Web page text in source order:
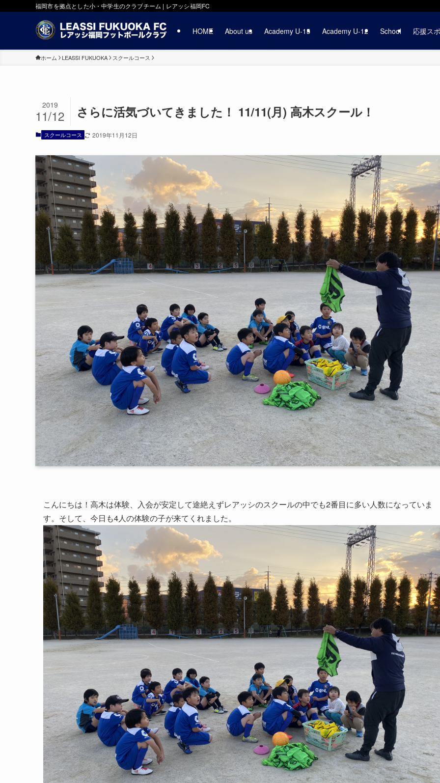
福岡市を拠点とした小・中学生のクラブチーム | レアッシ福岡FC
HOME About us Academy U-15 Academy U-12 School 応援ス
ホーム LEASSI FUKUOKA スクールコース
さらに活気づいてきました！ 11/11(月) 高木スクール！
2019
11/12
スクールコース 2019年11月12日
こんにちは！高木は体験、入会が安定して途絶えずレアッシのスクールの中でも2番目に多い人数になっていま
す。そして、今日も4人の体験の子が来てくれました。